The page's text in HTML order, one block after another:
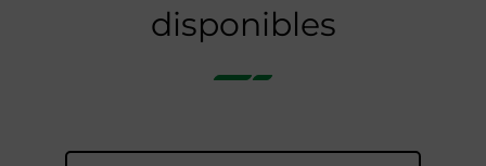
disponibles